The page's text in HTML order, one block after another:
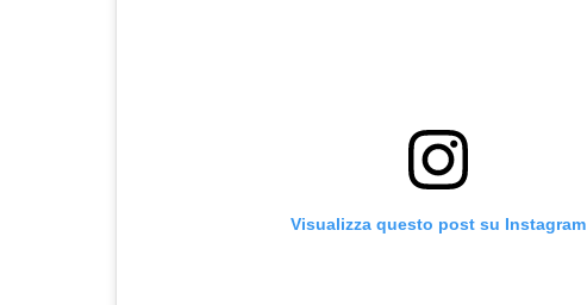
Visualizza questo post su Instagram